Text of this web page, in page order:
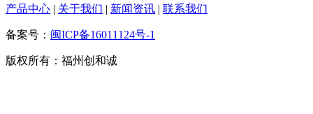
产品中心 | 关于我们 | 新闻资讯 | 联系我们
备案号： 闽ICP备16011124号-1
版权所有：福州创和诚